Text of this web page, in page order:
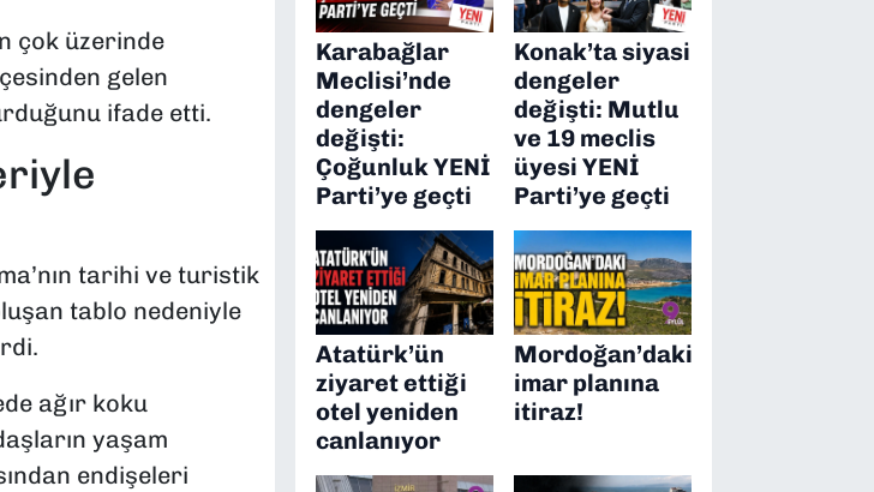
çok üzerinde
gelen
ifade etti.
tarihi ve turistik
tablo nedeniyle
ağır koku
yaşam
endişeleri
Karabağlar
Meclisi’nde
dengeler
değişti:
Çoğunluk YENİ
Parti’ye geçti
Konak’ta siyasi
dengeler
değişti: Mutlu
ve 19 meclis
üyesi YENİ
Parti’ye geçti
Atatürk’ün
ziyaret ettiği
otel yeniden
canlanıyor
Mordoğan’daki
imar planına
itiraz!